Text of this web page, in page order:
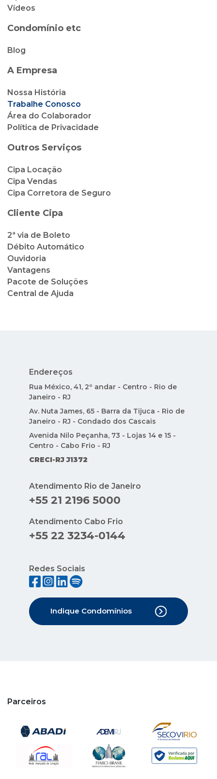
Vídeos
Condomínio etc
Blog
A Empresa
Nossa História
Trabalhe Conosco
Área do Colaborador
Política de Privacidade
Outros Serviços
Cipa Locação
Cipa Vendas
Cipa Corretora de Seguro
Cliente Cipa
2ª via de Boleto
Débito Automático
Ouvidoria
Vantagens
Pacote de Soluções
Central de Ajuda
Endereços
Rua México, 41, 2º andar - Centro - Rio de
Janeiro - RJ
Av. Nuta James, 65 - Barra da Tijuca - Rio de
Janeiro - RJ - Condado dos Cascais
Avenida Nilo Peçanha, 73 - Lojas 14 e 15 -
Centro - Cabo Frio - RJ
CRECI-RJ J1372
Atendimento Rio de Janeiro
+55 21 2196 5000
Atendimento Cabo Frio
+55 22 3234-0144
Redes Sociais
Indique Condomínios
Parceiros